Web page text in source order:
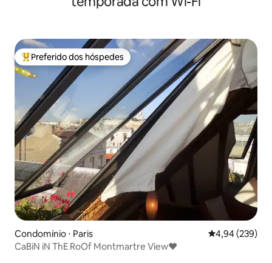
Entre os melhores preferidos dos hóspedes
Preferido dos hóspedes
Condomínio ⋅ Paris 4,94 de uma
4,94 (239)
CaBiN iN ThE RoOf Montmartre View♥